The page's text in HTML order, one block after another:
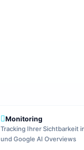
Monitoring
Tracking Ihrer Sichtbarkeit
und Google AI Overviews